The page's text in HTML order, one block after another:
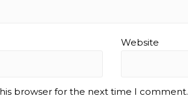
Website
browser for the next time I comment.